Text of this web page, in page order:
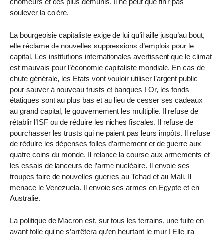
chômeurs et des plus démunis. Il ne peut que finir pas
soulever la colère.
La bourgeoisie capitaliste exige de lui qu’il aille jusqu’au bout,
elle réclame de nouvelles suppressions d’emplois pour le
capital. Les institutions internationales avertissent que le climat
est mauvais pour l’économie capitaliste mondiale. En cas de
chute générale, les Etats vont vouloir utiliser l’argent public
pour sauver à nouveau trusts et banques ! Or, les fonds
étatiques sont au plus bas et au lieu de cesser ses cadeaux
au grand capital, le gouvernement les multiplie. Il refuse de
rétablir l’ISF ou de réduire les niches fiscales. Il refuse de
pourchasser les trusts qui ne paient pas leurs impôts. Il refuse
de réduire les dépenses folles d’armement et de guerre aux
quatre coins du monde. Il relance la course aux armements et
les essais de lanceurs de l’arme nucléaire. Il envoie ses
troupes faire de nouvelles guerres au Tchad et au Mali. Il
menace le Venezuela. Il envoie ses armes en Egypte et en
Australie.
La politique de Macron est, sur tous les terrains, une fuite en
avant folle qui ne s’arrêtera qu’en heurtant le mur ! Elle ira